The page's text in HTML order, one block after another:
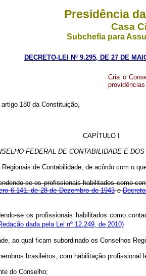
Presidência
Casa
Subchefia para
DECRETO-LEI Nº 9.295, DE 27 DE
Cria o
providências
180 da Constituição,
CAPÍTULO I
FEDERAL DE CONTABILIDADE E
de Contabilidade, de acôrdo com o
se os profissionais habilitados como
6.141, de 28 de Dezembro de 1943e
se os profissionais habilitados como
dada pela Lei nº 12.249, de 2010)
ao qual ficam subordinado os Conselhos
brasileiros, com habilitação profissional
do Conselho;